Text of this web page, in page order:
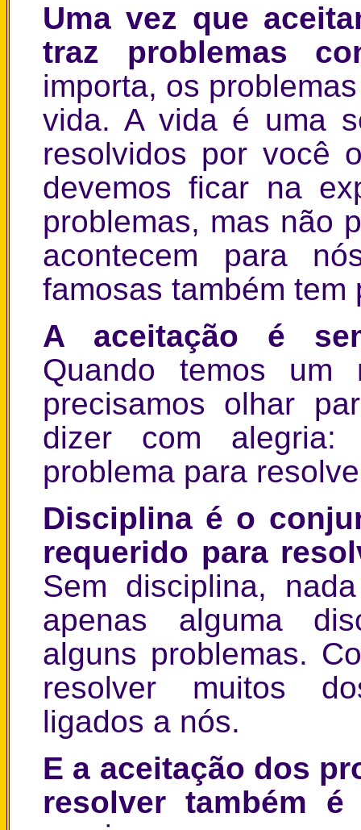
Uma vez que
traz problemas
importa, os
vida. A vida é uma
resolvidos por você
devemos ficar na
problemas, mas não
acontecem para
famosas também tem
A aceitação é
Quando temos um
precisamos olhar
dizer com alegria:
problema para
Disciplina é o
requerido para
Sem disciplina,
apenas alguma
alguns problemas.
resolver muitos
ligados a nós.
E a aceitação dos
resolver também